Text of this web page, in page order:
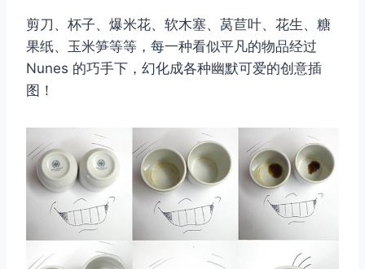
剪刀、杯子、爆米花、软木塞、莴苣叶、花生、糖
果纸、玉米笋等​​等，每一种看似平凡的物品经过
Nunes 的巧手下，幻化成各种幽默可爱的创意插
图！